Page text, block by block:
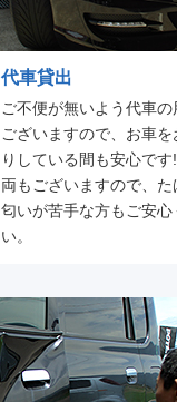
代車貸出
ご不便が無いよう代車の
ございますので、お車を
りしている間も安心で
両もございますので、た
匂いが苦手な方もご安心
い。